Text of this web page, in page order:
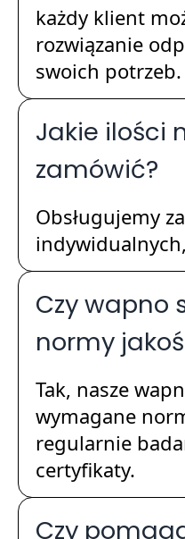
każdy klient
rozwiązanie
swoich potrzeb.
Jakie ilości
zamówić?
Obsługujemy
Czy wapno
normy
Tak, nasze
wymagane
regularnie
certyfikaty.
Czy